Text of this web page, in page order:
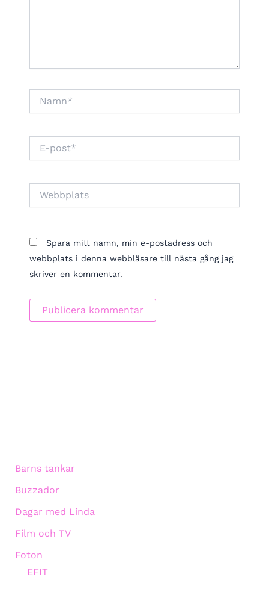
post*
Spara mitt namn, min e-postadress och
webbplats i denna webbläsare till nästa gång jag
skriver en kommentar.
Barns tankar
Buzzador
Dagar med Linda
Film och TV
Foton
EFIT